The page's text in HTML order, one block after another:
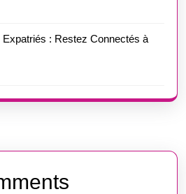
Expatriés : Restez Connectés à